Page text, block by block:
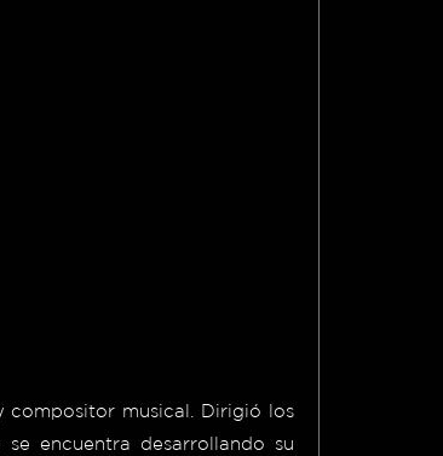
compositor musical. Dirigió los
encuentra desarrollando su